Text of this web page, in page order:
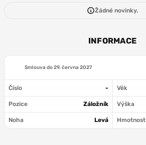
Žádné novinky.
INFORMACE
Smlouva do29. června 2027
Číslo - Věk
Pozice Záložník Výška
Noha Levá Hmotnost